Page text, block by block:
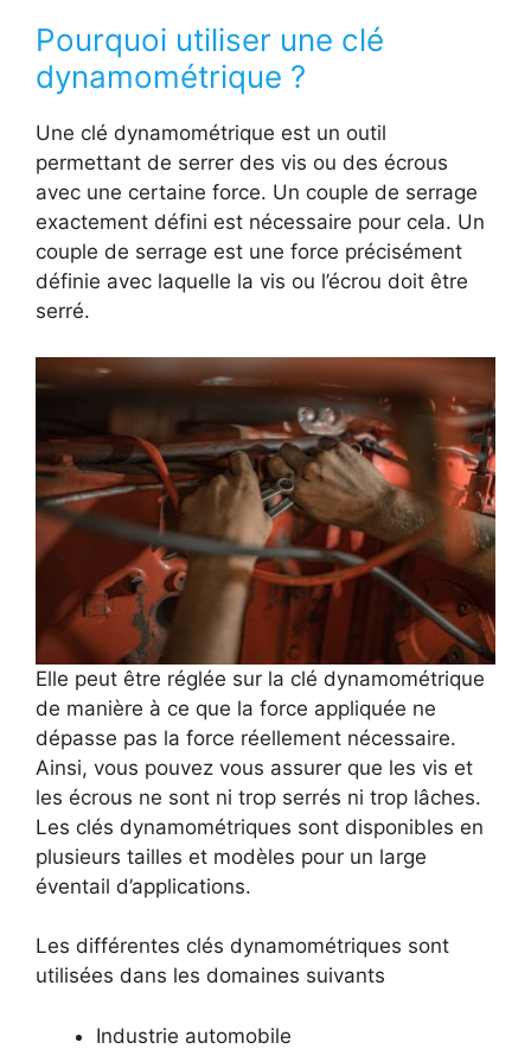
Pourquoi utiliser une clé
dynamométrique ?
Une clé dynamométrique est un outil
permettant de serrer des vis ou des écrous
avec une certaine force. Un couple de serrage
exactement défini est nécessaire pour cela. Un
couple de serrage est une force précisément
définie avec laquelle la vis ou l’écrou doit être
serré.
Elle peut être réglée sur la clé dynamométrique
de manière à ce que la force appliquée ne
dépasse pas la force réellement nécessaire.
Ainsi, vous pouvez vous assurer que les vis et
les écrous ne sont ni trop serrés ni trop lâches.
Les clés dynamométriques sont disponibles en
plusieurs tailles et modèles pour un large
éventail d’applications.
Les différentes clés dynamométriques sont
utilisées dans les domaines suivants
Industrie automobile